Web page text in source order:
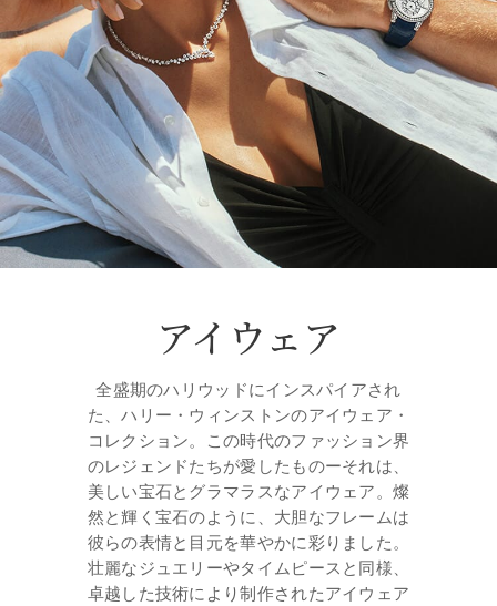
アイウェア
全盛期のハリウッドにインスパイアされ
た、ハリー・ウィンストンのアイウェア・
コレクション。この時代のファッション界
のレジェンドたちが愛したものーそれは、
美しい宝石とグラマラスなアイウェア。燦
然と輝く宝石のように、大胆なフレームは
彼らの表情と目元を華やかに彩りました。
壮麗なジュエリーやタイムピースと同様、
卓越した技術により制作されたアイウェア